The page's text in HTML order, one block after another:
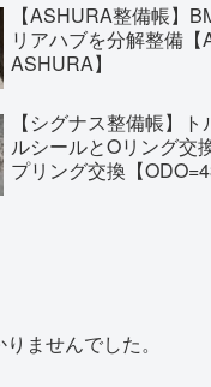
【ASHURA整備帳】
リアハブを分解整備
ASHURA】
【シグナス整備帳】
ルシールとOリング交
プリング交換【
ませんでした。